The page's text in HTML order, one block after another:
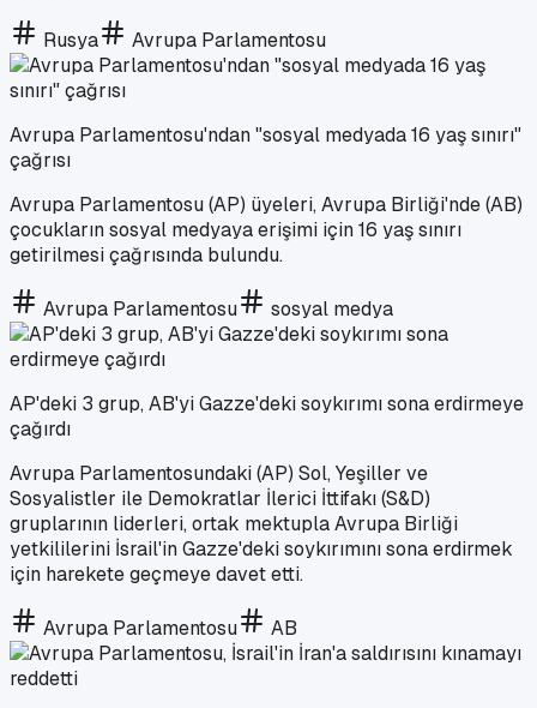
Rusya Avrupa Parlamentosu
Avrupa Parlamentosu'ndan "sosyal medyada 16 yaş sınırı"
çağrısı
Avrupa Parlamentosu (AP) üyeleri, Avrupa Birliği'nde (AB)
çocukların sosyal medyaya erişimi için 16 yaş sınırı
getirilmesi çağrısında bulundu.
Avrupa Parlamentosu sosyal medya
AP'deki 3 grup, AB'yi Gazze'deki soykırımı sona erdirmeye
çağırdı
Avrupa Parlamentosundaki (AP) Sol, Yeşiller ve
Sosyalistler ile Demokratlar İlerici İttifakı (S&D)
gruplarının liderleri, ortak mektupla Avrupa Birliği
yetkililerini İsrail'in Gazze'deki soykırımını sona erdirmek
için harekete geçmeye davet etti.
Avrupa Parlamentosu AB